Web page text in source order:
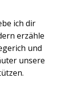
ich dir
erzähle
und
unsere